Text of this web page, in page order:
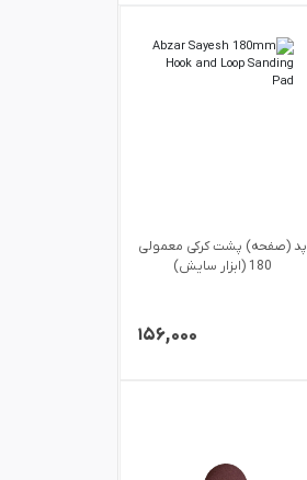
پد (صفحه) پشت کرکی معمولی
180 (ابزار سایش)
۱۵۶,۰۰۰